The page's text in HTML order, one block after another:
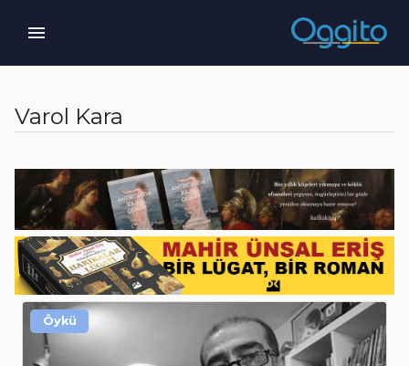
Varol Kara
Öykü